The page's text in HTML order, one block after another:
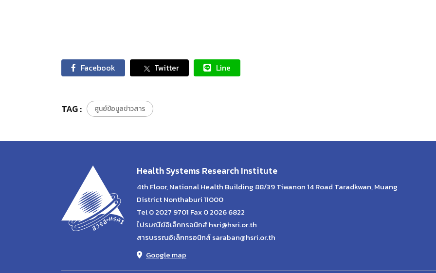
Facebook Twitter Line
TAG : ศูนย์ข้อมูลข่าวสาร
Health Systems Research Institute
4th Floor, National Health Building 88/39 Tiwanon 14 Road Taradkwan, Muang
District Nonthaburi 11000
Tel 0 2027 9701 Fax 0 2026 6822
ไปรษณีย์อิเล็กทรอนิกส์ hsri@hsri.or.th
สารบรรณอิเล็กทรอนิกส์ saraban@hsri.or.th
Google map